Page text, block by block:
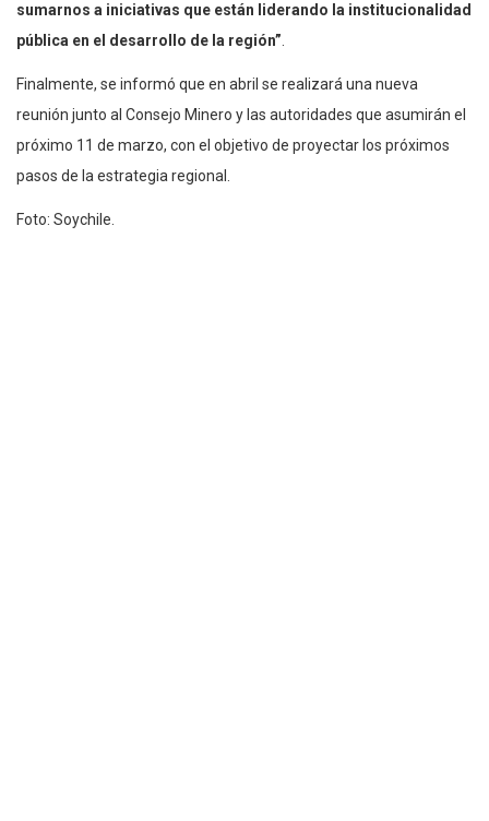
sumarnos a iniciativas que están liderando la institucionalidad
pública en el desarrollo de la región”.
Finalmente, se informó que en abril se realizará una nueva
reunión junto al Consejo Minero y las autoridades que asumirán el
próximo 11 de marzo, con el objetivo de proyectar los próximos
pasos de la estrategia regional.
Foto: Soychile.